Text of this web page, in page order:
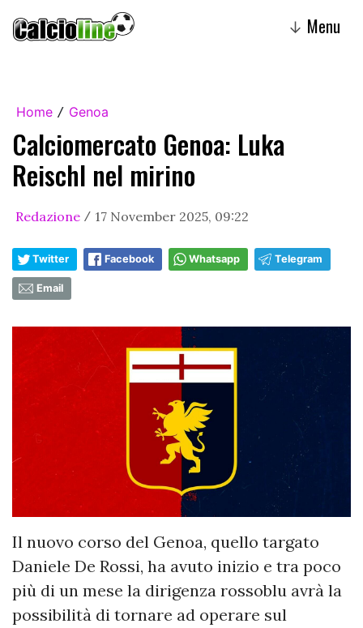
↓ Menu
Home / Genoa
Calciomercato Genoa: Luka
Reischl nel mirino
Redazione / 17 November 2025, 09:22
Twitter Facebook Whatsapp Telegram
Email
Il nuovo corso del Genoa, quello targato
Daniele De Rossi, ha avuto inizio e tra poco
più di un mese la dirigenza rossoblu avrà la
possibilità di tornare ad operare sul